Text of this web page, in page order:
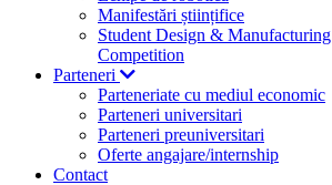
Manifestări științifice
Student Design & Manufacturing
Competition
Parteneri
Parteneriate cu mediul economic
Parteneri universitari
Parteneri preuniversitari
Oferte angajare/internship
Contact